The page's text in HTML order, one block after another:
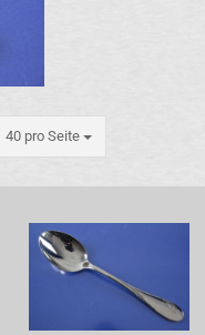
40 pro Seite
pro Seite